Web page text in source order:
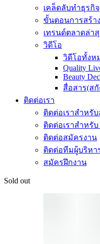
เคล็ดลับทำธุรกิจ
ขั้นตอนการสร้า
เทรนด์ตลาดล่า
วิดีโอ
วิดีโอทั้งห
Quality
Beauty
สื่อสาร(ส
ติดต่อเรา
ติดต่อเราสำหรั
ติดต่อเราสำหรับ
ติดต่อสมัครงาน
ติดต่อทีมผู้บริหา
สมัครฝึกงาน
Sold out